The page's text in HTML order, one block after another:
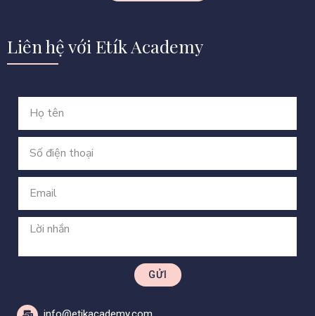
Liên hệ với Etík Academy
GỬI